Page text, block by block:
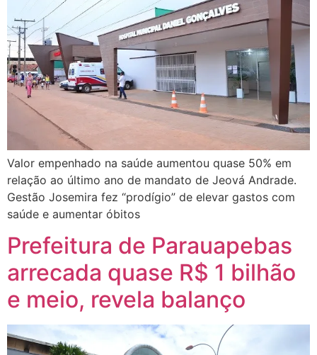
Valor empenhado na saúde aumentou quase 50% em
relação ao último ano de mandato de Jeová Andrade.
Gestão Josemira fez “prodígio” de elevar gastos com
saúde e aumentar óbitos
Prefeitura de Parauapebas
arrecada quase R$ 1 bilhão
e meio, revela balanço